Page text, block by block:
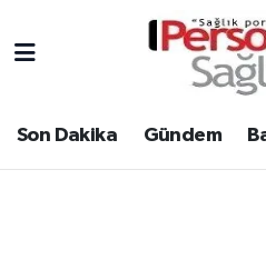
Son Dakika Gündem
Gündem
Nöbetçi Eczaneler
Hava Durumu